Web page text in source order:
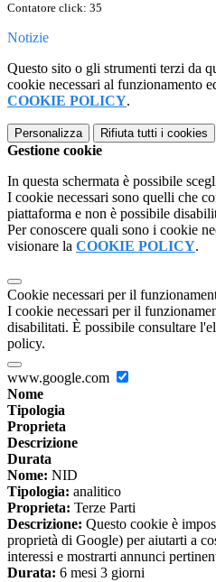
Contatore click: 35
Notizie
Questo sito o gli strumenti terzi da
cookie necessari al funzionamento
COOKIE POLICY.
Personalizza Rifiuta tutti i cookies
Gestione cookie
In questa schermata è possibile
I cookie necessari sono quelli che
piattaforma e non è possibile
Per conoscere quali sono i cookie
visionare la COOKIE POLICY.
Cookie necessari per il
I cookie necessari per il
disabilitati. È possibile consultare
policy.
www.google.com
Nome
Tipologia
Proprieta
Descrizione
Durata
Nome: NID
Tipologia: analitico
Proprieta: Terze Parti
Descrizione: Questo cookie è
proprietà di Google) per aiutarti a
interessi e mostrarti annunci
Durata: 6 mesi 3 giorni